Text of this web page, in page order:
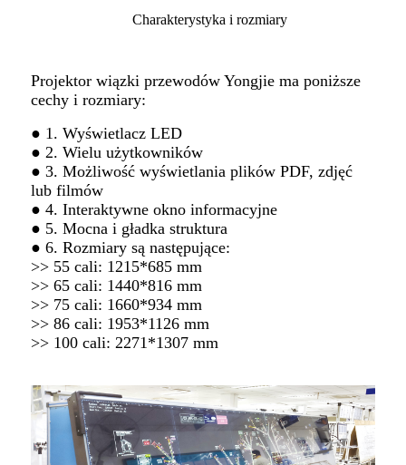
Charakterystyka i rozmiary
Projektor wiązki przewodów Yongjie ma poniższe
cechy i rozmiary:
● 1. Wyświetlacz LED
● 2. Wielu użytkowników
● 3. Możliwość wyświetlania plików PDF, zdjęć
lub filmów
● 4. Interaktywne okno informacyjne
● 5. Mocna i gładka struktura
● 6. Rozmiary są następujące:
>> 55 cali: 1215*685 mm
>> 65 cali: 1440*816 mm
>> 75 cali: 1660*934 mm
>> 86 cali: 1953*1126 mm
>> 100 cali: 2271*1307 mm